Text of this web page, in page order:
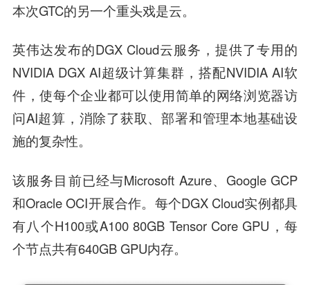
本次GTC的另一个重头戏是云。
英伟达发布的DGX Cloud云服务，提供了专用的
NVIDIA DGX AI超级计算集群，搭配NVIDIA AI软
件，使每个企业都可以使用简单的网络浏览器访
问AI超算，消除了获取、部署和管理本地基础设
施的复杂性。
该服务目前已经与Microsoft Azure、Google GCP
和Oracle OCI开展合作。每个DGX Cloud实例都具
有八个H100或A100 80GB Tensor Core GPU，每
个节点共有640GB GPU内存。